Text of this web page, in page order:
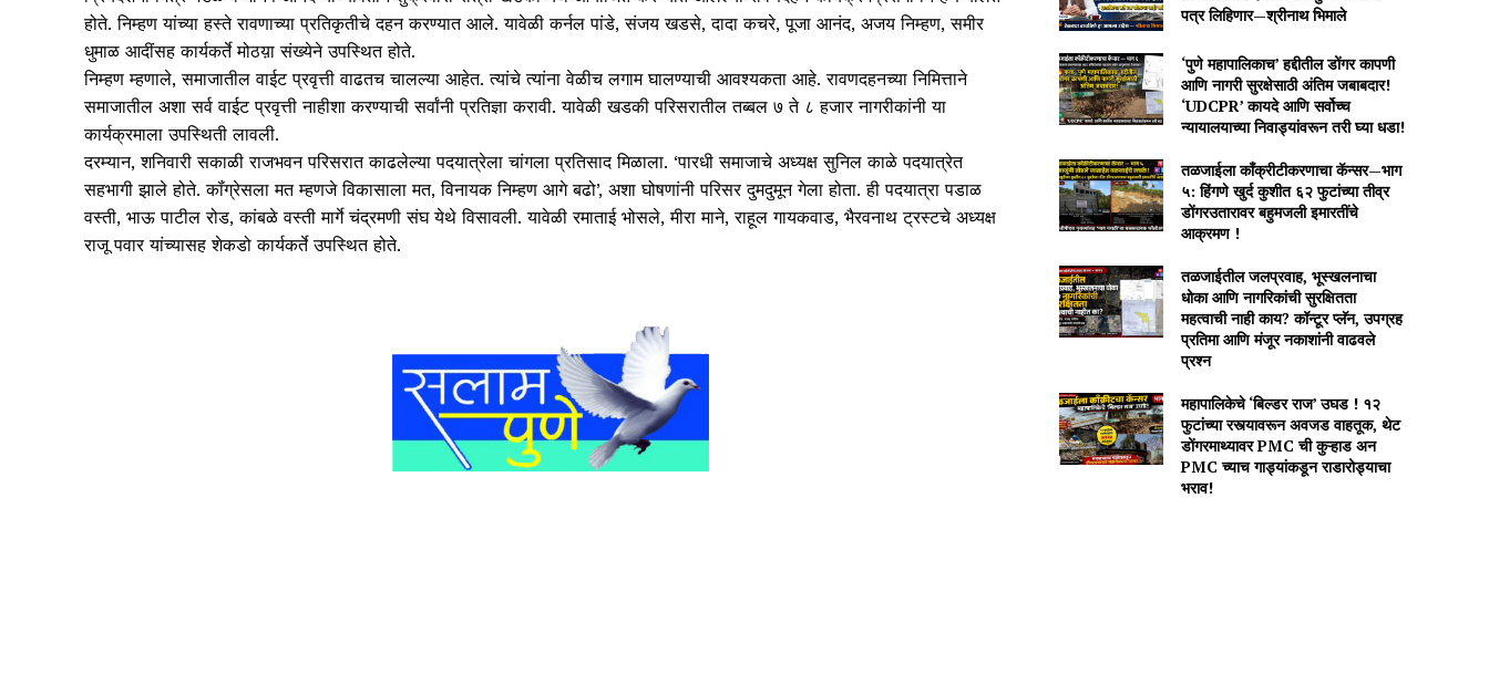
होते. निम्हण यांच्या हस्ते रावणाच्या प्रतिकृतीचे दहन करण्यात आले. यावेळी कर्नल पांडे, संजय खडसे, दादा कचरे, पूजा आनंद, अजय निम्हण, समीर
धुमाळ आदींसह कार्यकर्ते मोठय़ा संख्येने उपस्थित होते.
निम्हण म्हणाले, समाजातील वाईट प्रवृत्ती वाढतच चालल्या आहेत. त्यांचे त्यांना वेळीच लगाम घालण्याची आवश्यकता आहे. रावणदहनच्या निमित्ताने
समाजातील अशा सर्व वाईट प्रवृत्ती नाहीशा करण्याची सर्वांनी प्रतिज्ञा करावी. यावेळी खडकी परिसरातील तब्बल ७ ते ८ हजार नागरीकांनी या
कार्यक्रमाला उपस्थिती लावली.
दरम्यान, शनिवारी सकाळी राजभवन परिसरात काढलेल्या पदयात्रेला चांगला प्रतिसाद मिळाला. ‘पारधी समाजाचे अध्यक्ष सुनिल काळे पदयात्रेत
सहभागी झाले होते. कॉंग्रेसला मत म्हणजे विकासाला मत, विनायक निम्हण आगे बढो’, अशा घोषणांनी परिसर दुमदुमून गेला होता. ही पदयात्रा पडाळ
वस्ती, भाऊ पाटील रोड, कांबळे वस्ती मार्गे चंद्रमणी संघ येथे विसावली. यावेळी रमाताई भोसले, मीरा माने, राहूल गायकवाड, भैरवनाथ ट्रस्टचे अध्यक्ष
राजू पवार यांच्यासह शेकडो कार्यकर्ते उपस्थित होते.
पत्र लिहिणार—श्रीनाथ भिमाले
‘पुणे महापालिकाच’ हद्दीतील डोंगर कापणी
आणि नागरी सुरक्षेसाठी अंतिम जबाबदार!
‘UDCPR’ कायदे आणि सर्वोच्च
न्यायालयाच्या निवाड्यांवरून तरी घ्या धडा!
तळजाईला काँक्रीटीकरणाचा कॅन्सर—भाग
५: हिंगणे खुर्द कुशीत ६२ फुटांच्या तीव्र
डोंगरउतारावर बहुमजली इमारतींचे
आक्रमण !
तळजाईतील जलप्रवाह, भूस्खलनाचा
धोका आणि नागरिकांची सुरक्षितता
महत्वाची नाही काय? कॉन्टूर प्लॅन, उपग्रह
प्रतिमा आणि मंजूर नकाशांनी वाढवले
प्रश्न
महापालिकेचे ‘बिल्डर राज’ उघड ! १२
फुटांच्या रस्त्यावरून अवजड वाहतूक, थेट
डोंगरमाथ्यावर PMC ची कुऱ्हाड अन
PMC च्याच गाड्यांकडून राडारोड्याचा
भराव!